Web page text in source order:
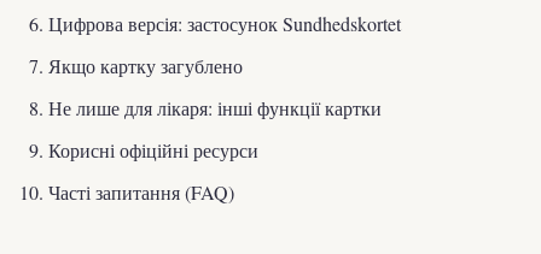
Цифрова версія: застосунок Sundhedskortet
Якщо картку загублено
Не лише для лікаря: інші функції картки
Корисні офіційні ресурси
Часті запитання (FAQ)